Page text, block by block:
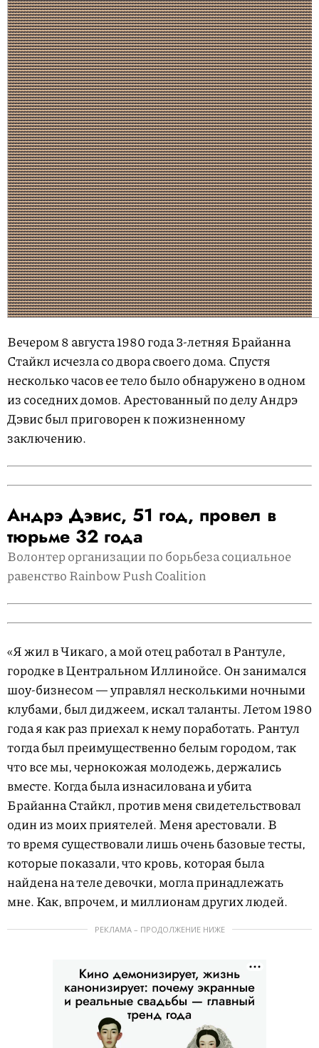
Вечером 8 августа 1980 года3-летняяБрайанна
Стайкл исчезла со двора своего дома. Спустя
несколько часов ее тело было обнаружено в одном
из соседних домов. Арестованный по делу Андрэ
Дэвис был приговорен к пожизненному
заключению.
Андрэ Дэвис, 51 год, провел в
тюрьме 32 года
Волонтер организации по борьбеза социальное
равенство Rainbow Push Coalition
«Я жил в Чикаго, а мой отец работал в Рантуле,
городке в Центральном Иллинойсе. Он занимался
шоу-бизнесом — управлял несколькими ночными
клубами, был диджеем, искал таланты. Летом 1980
года я как раз приехал к нему поработать. Рантул
тогда был преимущественно белым городом, так
что все мы, чернокожая молодежь, держались
вместе. Когда была изнасилована и убита
Брайанна Стайкл, против меня свидетельствовал
один из моих приятелей. Меня арестовали. В
то время существовали лишь очень базовые тесты,
которые показали, что кровь, которая была
найдена на теле девочки, могла принадлежать
мне. Как, впрочем, и миллионам других людей.
РЕКЛАМА – ПРОДОЛЖЕНИЕ НИЖЕ